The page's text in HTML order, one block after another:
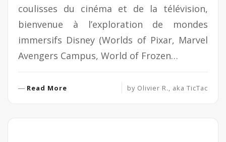
coulisses du cinéma et de la télévision,
bienvenue à l’exploration de mondes
immersifs Disney (Worlds of Pixar, Marvel
Avengers Campus, World of Frozen…
Read More by Olivier R., aka TicTac